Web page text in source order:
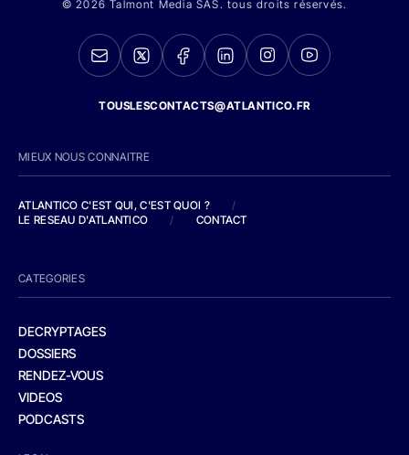
© 2026 Talmont Media SAS. tous droits réservés.
TOUSLESCONTACTS@ATLANTICO.FR
MIEUX NOUS CONNAITRE
ATLANTICO C'EST QUI, C'EST QUOI ?
/
LE RESEAU D'ATLANTICO
/ CONTACT
CATEGORIES
DECRYPTAGES
DOSSIERS
RENDEZ-VOUS
VIDEOS
PODCASTS